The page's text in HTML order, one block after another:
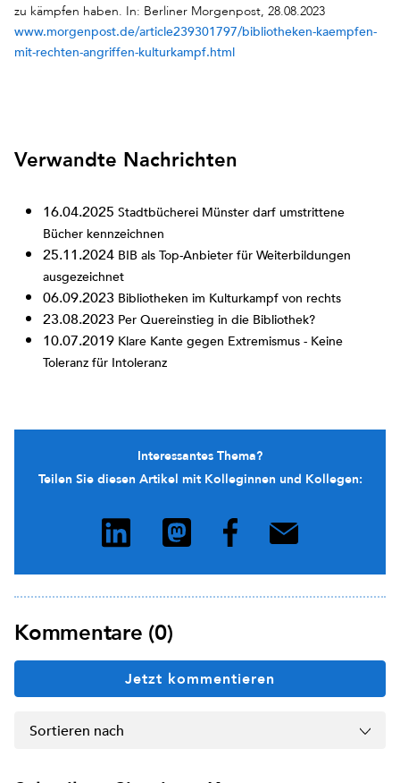
zu kämpfen haben. In: Berliner Morgenpost, 28.08.2023
www.morgenpost.de/article239301797/bibliotheken-kaempfen-
mit-rechten-angriffen-kulturkampf.html
Verwandte Nachrichten
16.04.2025 Stadtbücherei Münster darf umstrittene
Bücher kennzeichnen
25.11.2024 BIB als Top-Anbieter für Weiterbildungen
ausgezeichnet
06.09.2023 Bibliotheken im Kulturkampf von rechts
23.08.2023 Per Quereinstieg in die Bibliothek?
10.07.2019 Klare Kante gegen Extremismus - Keine
Toleranz für Intoleranz
Interessantes Thema?
Teilen Sie diesen Artikel mit Kolleginnen und Kollegen:
Kommentare (0)
Jetzt kommentieren
Sortieren nach